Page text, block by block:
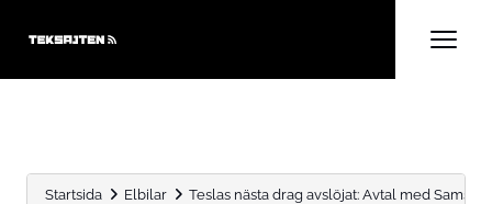
Startsida Elbilar Teslas nästa drag avslöjat: Avtal med